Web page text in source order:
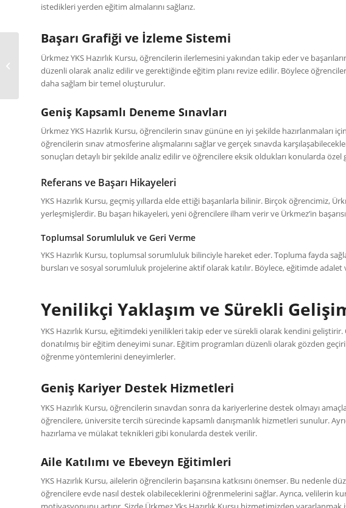
istedikleri yerden eğitim almalarını sağlarız.
Başarı Grafiği ve İzleme Sistemi
Ürkmez YKS Hazırlık Kursu, öğrencilerin ilerlemesini yakından takip eder ve
düzenli olarak analiz edilir ve gerektiğinde eğitim planı revize edilir. Böylece
daha sağlam bir temel oluşturulur.
Geniş Kapsamlı Deneme Sınavları
Ürkmez YKS Hazırlık Kursu, öğrencilerin sınav gününe en iyi şekilde hazırlanmaları
öğrencilerin sınav atmosferine alışmalarını sağlar ve gerçek sınavda
sonuçları detaylı bir şekilde analiz edilir ve öğrencilere eksik oldukları konularda
Referans ve Başarı Hikayeleri
YKS Hazırlık Kursu, geçmiş yıllarda elde ettiği başarılarla bilinir. Birçok öğrencimiz,
yerleşmişlerdir. Bu başarı hikayeleri, yeni öğrencilere ilham verir ve Ürkmez’in
Toplumsal Sorumluluk ve Geri Verme
YKS Hazırlık Kursu, toplumsal sorumluluk bilinciyle hareket eder. Topluma fayda
bursları ve sosyal sorumluluk projelerine aktif olarak katılır. Böylece, eğitimde
Yenilikçi Yaklaşım ve Sürekli
YKS Hazırlık Kursu, eğitimdeki yenilikleri takip eder ve sürekli olarak kendini
donatılmış bir eğitim deneyimi sunar. Eğitim programları düzenli olarak gözden
öğrenme yöntemlerini deneyimlerler.
Geniş Kariyer Destek Hizmetleri
YKS Hazırlık Kursu, öğrencilerin sınavdan sonra da kariyerlerine destek olmayı
öğrencilere, üniversite tercih sürecinde kapsamlı danışmanlık hizmetleri sunulur.
hazırlama ve mülakat teknikleri gibi konularda destek verilir.
Aile Katılımı ve Ebeveyn Eğitimleri
YKS Hazırlık Kursu, ailelerin öğrencilerin başarısına katkısını önemser. Bu nedenle
öğrencilere evde nasıl destek olabileceklerini öğrenmelerini sağlar. Ayrıca, velilerin
Gümüldür Yks Hazırlık
Kursu